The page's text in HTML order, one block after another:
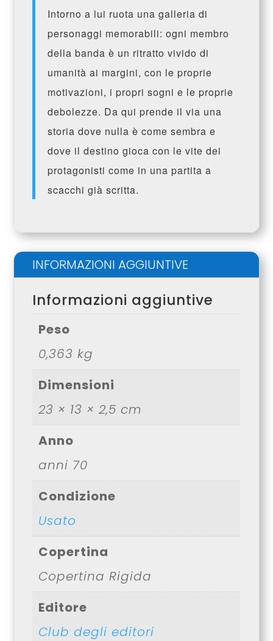
Intorno a lui ruota una galleria di
personaggi memorabili: ogni membro
della banda è un ritratto vivido di
umanità ai margini, con le proprie
motivazioni, i propri sogni e le proprie
debolezze. Da qui prende il via una
storia dove nulla è come sembra e
dove il destino gioca con le vite dei
protagonisti come in una partita a
scacchi già scritta.
INFORMAZIONI AGGIUNTIVE
Informazioni aggiuntive
Peso
0,363 kg
Dimensioni
23 × 13 × 2,5 cm
Anno
anni 70
Condizione
Usato
Copertina
Copertina Rigida
Editore
Club degli editori